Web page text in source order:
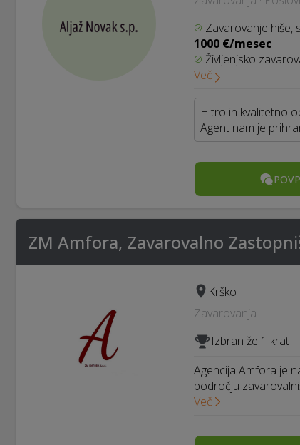
Zavarovanje hiše,
1000 €/mesec
Življenjsko
Več
Hitro in kvalitetno
Agent nam je
ZM Amfora, Zavarovalno
Krško
Zavarovanja
Izbran že 1 krat
Agencija Amfora je
področju
Več